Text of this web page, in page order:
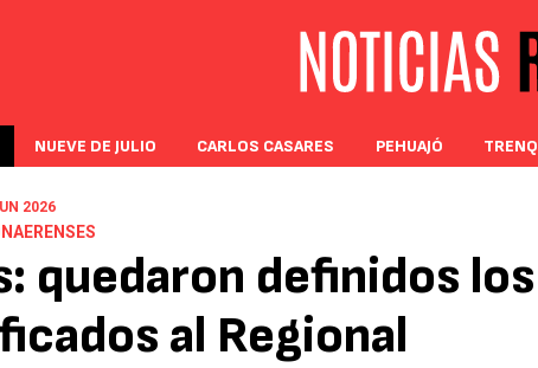
NUEVE DE JULIO CARLOS CASARES PEHUAJÓ
2026
quedaron definidos
al Regional